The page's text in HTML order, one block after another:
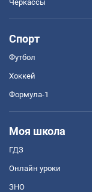
Черкассы
Спорт
Футбол
Хоккей
Формула-1
Моя школа
ГДЗ
Онлайн уроки
ЗНО